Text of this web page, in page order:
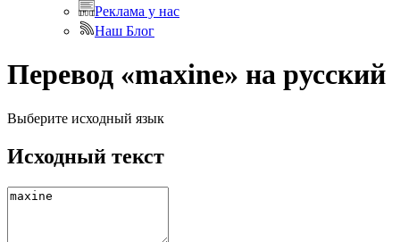
Реклама у нас
Наш Блог
Перевод «maxine» на русский
Выберите исходный язык
Исходный текст